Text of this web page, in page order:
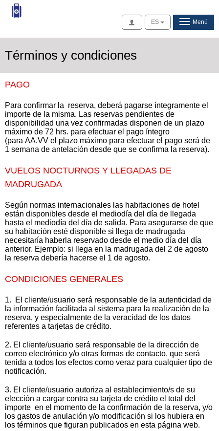
AccesoES Menú
Términos y condiciones
PAGO
Para confirmar la reserva, deberá pagarse íntegramente el
importe de la misma. Las reservas pendientes de
disponibilidad una vez confirmadas disponen de un plazo
máximo de 72 hrs. para efectuar el pago íntegro
(para AA.VV el plazo máximo para efectuar el pago será de
1 semana de antelación desde que se confirma la reserva).
VUELOS NOCTURNOS Y LLEGADAS DE
MADRUGADA
Según normas internacionales las habitaciones de hotel
están disponibles desde el mediodía del día de llegada
hasta el mediodía del día de salida. Para asegurarse de que
su habitación esté disponible si llega de madrugada
necesitaría haberla reservado desde el medio día del día
anterior. Ejemplo: si llega en la madrugada del 2 de agosto
la reserva debería hacerse el 1 de agosto.
CONDICIONES GENERALES
1. El cliente/usuario será responsable de la autenticidad de
la información facilitada al sistema para la realización de la
reserva, y especialmente de la veracidad de los datos
referentes a tarjetas de crédito.
2. El cliente/usuario será responsable de la dirección de
correo electrónico y/o otras formas de contacto, que será
tenida a todos los efectos como veraz para cualquier tipo de
notificación.
3. El cliente/usuario autoriza al establecimiento/s de su
elección a cargar contra su tarjeta de crédito el total del
importe en el momento de la confirmación de la reserva, y/o
los gastos de anulación y/o modificación si los hubiera en
los términos que figuran publicados en esta página web.